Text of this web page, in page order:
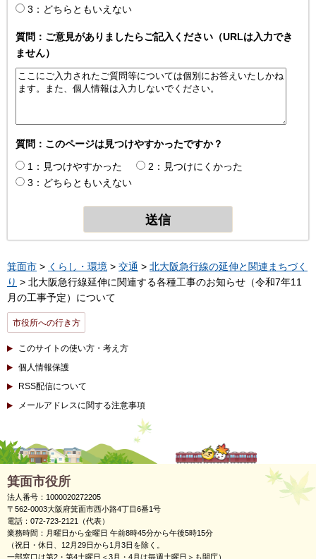
3：どちらともいえない
質問：ご意見がありましたらご記入ください（URLは入力でき
ません）
質問：このページは見つけやすかったですか？
1：見つけやすかった
2：見つけにくかった
3：どちらともいえない
箕面市 > くらし・環境 > 交通 > 北大阪急行線の延伸と関連まちづく
り > 北大阪急行線延伸に関連する各種工事のお知らせ（令和7年11
月の工事予定）について
市役所への行き方
このサイトの使い方・考え方
個人情報保護
RSS配信について
メールアドレスに関する注意事項
箕面市役所
法人番号：1000020272205
〒562-0003大阪府箕面市西小路4丁目6番1号
電話：072-723-2121（代表）
業務時間：月曜日から金曜日 午前8時45分から午後5時15分
（祝日・休日、12月29日から1月3日を除く。
一部窓口は第2・第4土曜日＜3月・4月は毎週土曜日＞も開庁）